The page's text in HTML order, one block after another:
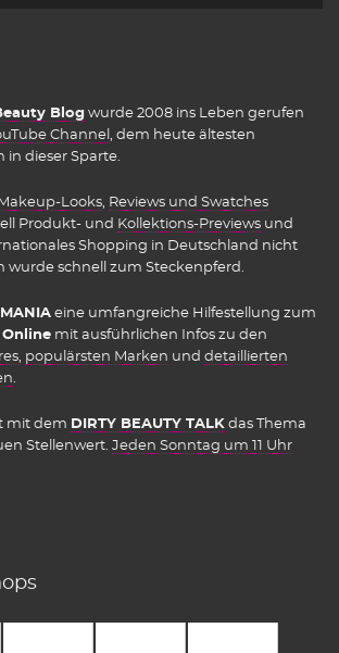
Blog wurde 2008 ins Leben gerufen
Channel
, dem heute ältesten
dieser Sparte.
Looks Reviews und Swatches
Produkt- und Kollektions-Previews und
Shopping in Deutschland nicht
wurde schnell zum Steckenpferd.
eine umfangreiche Hilfestellung zum
mit ausführlichen Infos zu den
populärsten Marken und detaillierten
mit dem DIRTY BEAUTY TALK das Thema
Stellenwert. Jeden Sonntag um 11 Uhr